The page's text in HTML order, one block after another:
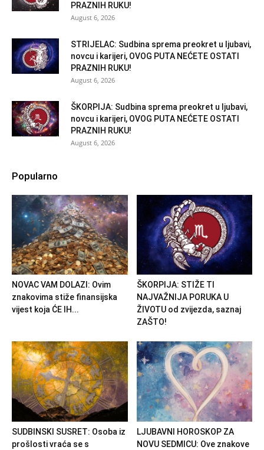
PRAZNIH RUKU!
August 6, 2026
STRIJELAC: Sudbina sprema preokret u ljubavi,
novcu i karijeri, OVOG PUTA NEĆETE OSTATI
PRAZNIH RUKU!
August 6, 2026
ŠKORPIJA: Sudbina sprema preokret u ljubavi,
novcu i karijeri, OVOG PUTA NEĆETE OSTATI
PRAZNIH RUKU!
August 6, 2026
Popularno
NOVAC VAM DOLAZI: Ovim
znakovima stiže finansijska
vijest koja ĆE IH...
ŠKORPIJA: STIŽE TI
NAJVAŽNIJA PORUKA U
ŽIVOTU od zvijezda, saznaj
ZAŠTO!
SUDBINSKI SUSRET: Osoba iz
prošlosti vraća se s
LJUBAVNI HOROSKOP ZA
NOVU SEDMICU: Ove znakove